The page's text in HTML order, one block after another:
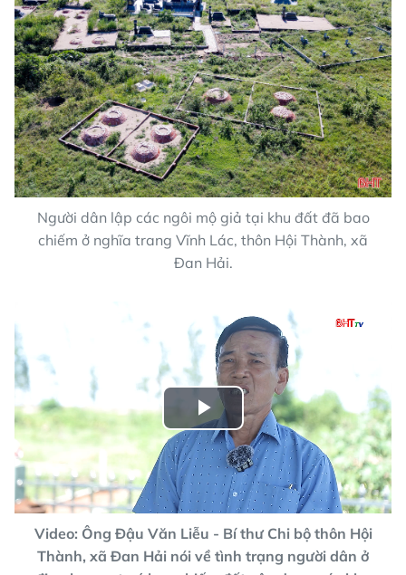
Người dân lập các ngôi mộ giả tại khu đất đã bao
chiếm ở nghĩa trang Vĩnh Lác, thôn Hội Thành, xã
Đan Hải.
Play
Video
Video: Ông Đậu Văn Liễu - Bí thư Chi bộ thôn Hội
Thành, xã Đan Hải nói về tình trạng người dân ở